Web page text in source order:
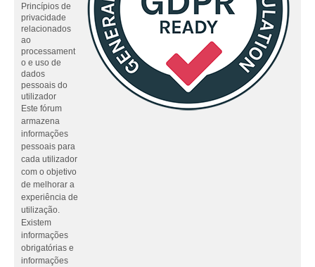
Princípios de
privacidade
relacionados
ao
processament
o e uso de
dados
pessoais do
utilizador
Este fórum
armazena
informações
pessoais para
cada utilizador
com o objetivo
de melhorar a
experiência de
utilização.
Existem
informações
obrigatórias e
informações